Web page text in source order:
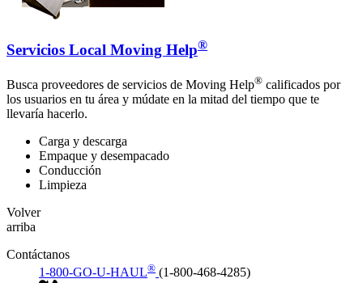
Servicios Local Moving Help®
Busca proveedores de servicios de Moving Help® calificados por
los usuarios en tu área y múdate en la mitad del tiempo que te
llevaría hacerlo.
Carga y descarga
Empaque y desempacado
Conducción
Limpieza
Volver
arriba
Contáctanos
1-800-GO-U-HAUL® (1-800-468-4285)